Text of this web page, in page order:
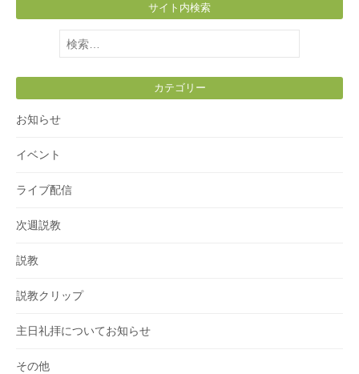
サイト内検索
検
索:
カテゴリー
お知らせ
イベント
ライブ配信
次週説教
説教
説教クリップ
主日礼拝についてお知らせ
その他